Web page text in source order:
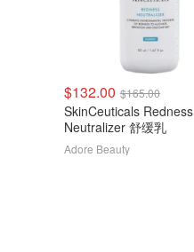
$132.00 $165.00
SkinCeuticals Redness
Neutralizer 舒缓乳
Adore Beauty